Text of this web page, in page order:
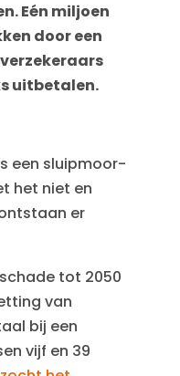
Eén miljoen
door een
uitbetalen.
een sluipmoor­
het niet en
er
tot 2050
van
bij een
vijf en 39